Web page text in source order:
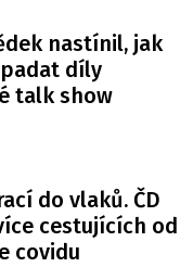
nastínil, jak
díly
talk show
do vlaků. ČD
cestujících od
covidu